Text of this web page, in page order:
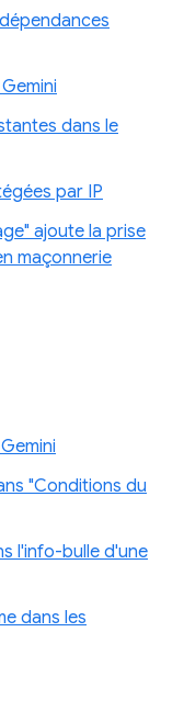
dans le
par IP
ajoute la prise
maçonnerie
"Conditions du
l'info-bulle d'une
dans les